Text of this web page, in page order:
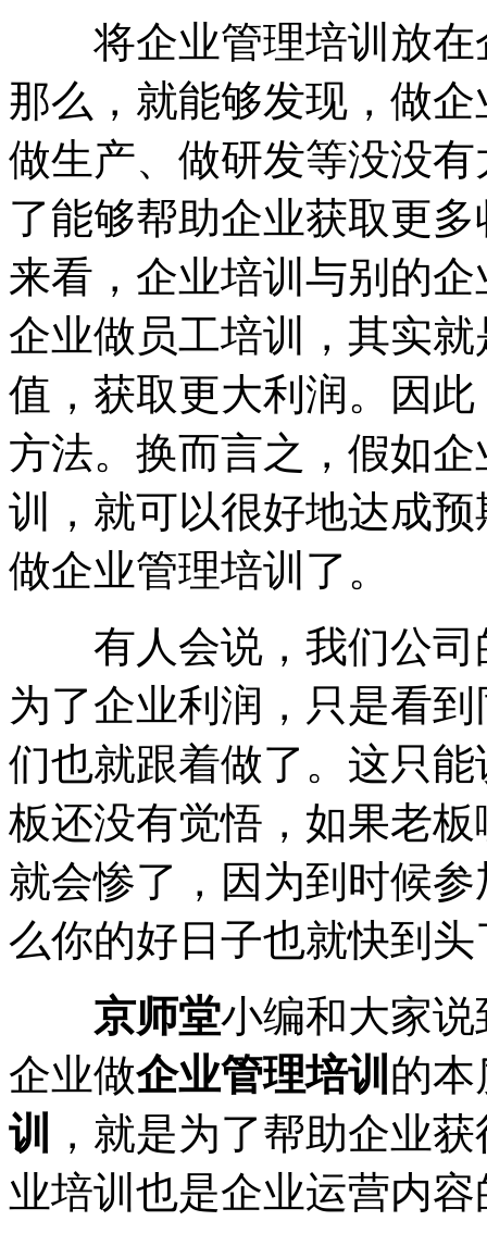
将企业管理培训放在
那么，就能够发现，做
做生产、做研发等没没
了能够帮助企业获取更
来看，企业培训与别的
企业做员工培训，其实
值，获取更大利润。因
方法。换而言之，假如
训，就可以很好地达成
做企业管理培训了。
有人会说，我们公司
为了企业利润，只是看
们也就跟着做了。这只
板还没有觉悟，如果老
就会惨了，因为到时候
么你的好日子也就快到头
京师堂小编和大家
企业做企业管理培训 的
训
，就是为了帮助企业
业培训也是企业运营内